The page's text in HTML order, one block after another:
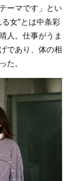
ーマです」とい
女”とは中条彩
人。仕事がうま
であり、体の相
。